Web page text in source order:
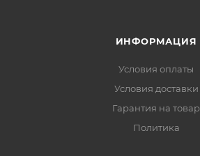
ИНФОРМАЦИЯ
Условия оплаты
Условия доставки
Гарантия на товар
Политика